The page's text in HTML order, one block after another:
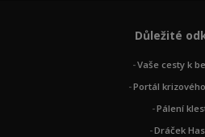
Důležité
Vaše cesty k
Portál
Pálení
Dráček